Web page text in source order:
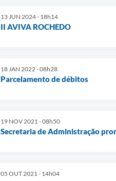
13 JUN 2024 - 18h14
II AVIVA ROCHEDO
18 JAN 2022 - 08h28
Parcelamento de débitos
19 NOV 2021 - 08h50
Secretaria de Administração
05 OUT 2021 - 14h04